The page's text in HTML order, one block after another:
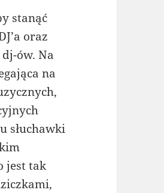
stanąć
oraz
ów. Na
na
słuchawki
jest tak